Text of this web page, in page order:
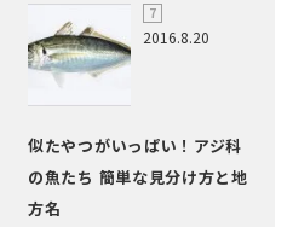
2016.8.20
似たやつがいっぱい！アジ科
の魚たち 簡単な見分け方と地
方名